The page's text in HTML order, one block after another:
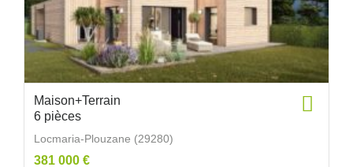
Maison+Terrain
6 pièces
Locmaria-Plouzane (29280)
381 000 €